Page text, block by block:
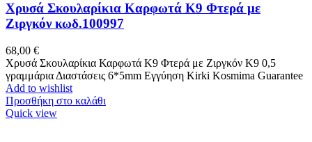
Χρυσά Σκουλαρίκια Καρφωτά Κ9 Φτερά με
Ζιργκόν κωδ.100997
68,00 €
Χρυσά Σκουλαρίκια Καρφωτά Κ9 Φτερά με Ζιργκόν K9 0,5
γραμμάρια Διαστάσεις 6*5mm Εγγύηση Kirki Kosmima Guarantee
Add to wishlist
Προσθήκη στο καλάθι
Quick view